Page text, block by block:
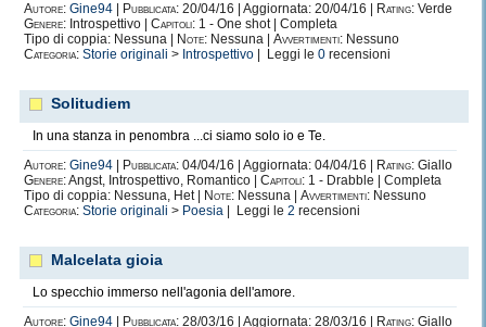
Autore: Gine94 Pubblicata: 20/04/16 | Aggiornata: 20/04/16 | Rating: Verde
Genere: Introspettivo | Capitoli: 1 - One shot | Completa
Tipo di coppia: Nessuna |
Note: Nessuna | Avvertimenti: Nessuno
Categoria: Storie originali > Introspettivo | Leggi le 0 recensioni
Solitudiem
In una stanza in penombra ...ci siamo solo io e Te.
Autore: Gine94 Pubblicata: 04/04/16 | Aggiornata: 04/04/16 | Rating: Giallo
Genere:Angst, Introspettivo, Romantico | Capitoli: 1 - Drabble | Completa
Tipo di coppia: Nessuna, Het |
Note: Nessuna | Avvertimenti: Nessuno
Categoria: Storie originali > Poesia | Leggi le 2 recensioni
Malcelata gioia
Lo specchio immerso nell'agonia dell'amore.
Autore: Gine94 Pubblicata: 28/03/16 | Aggiornata: 28/03/16 | Rating: Giallo